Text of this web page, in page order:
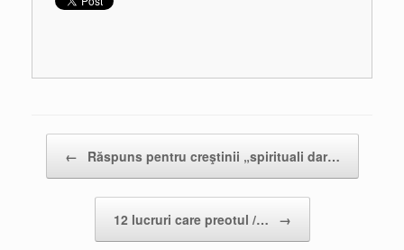
← Răspuns pentru creştinii „spirituali dar…
12 lucruri care preotul /… →